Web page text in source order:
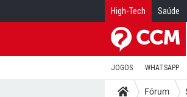
High-Tech Saúde
JOGOS WHATSAPP
Fórum